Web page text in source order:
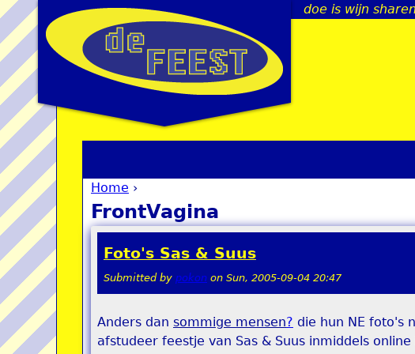
doe is wijn
You are here
Home ›
FrontVagina
Foto's Sas & Suus
Submitted by pokon on Sun, 2005-09-04 20:47
Anders dan sommige mensen? die hun NE foto's
afstudeer feestje van Sas & Suus inmiddels